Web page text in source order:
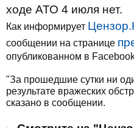
ходе АТО 4 июля нет.
Как информирует
сообщении на странице
опубликованном в
"За прошедшие сутки ни
результате вражеских
сказано в сообщении.